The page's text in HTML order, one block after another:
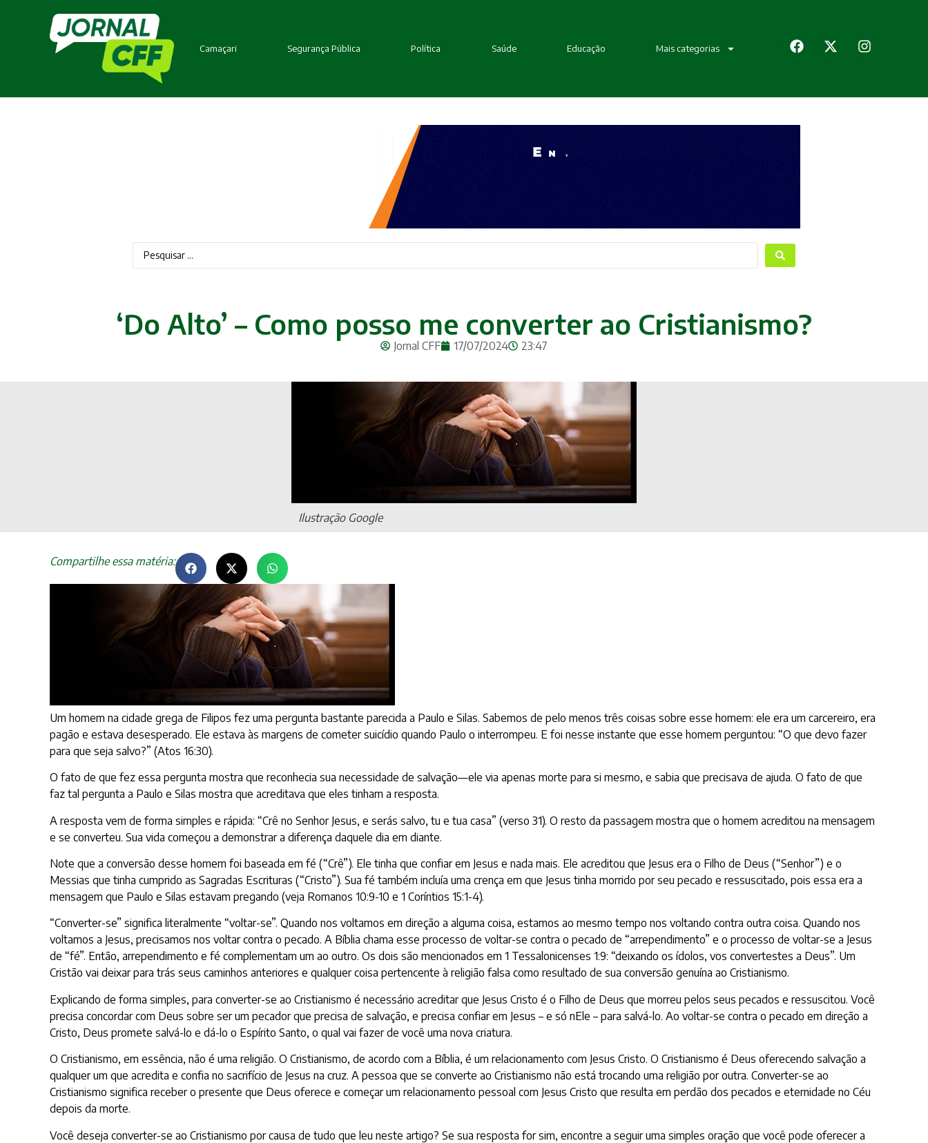
Camaçari Segurança Pública Política Saúde Educação Mais categorias
‘Do Alto’ – Como posso me converter ao Cristianismo?
Jornal CFF 17/07/2024 23:47
Ilustração Google
Compartilhe essa matéria:
Um homem na cidade grega de Filipos fez uma pergunta bastante parecida a Paulo e Silas. Sabemos de pelo menos três coisas sobre esse homem: ele era um carcereiro, era
pagão e estava desesperado. Ele estava às margens de cometer suicídio quando Paulo o interrompeu. E foi nesse instante que esse homem perguntou: “O que devo fazer
para que seja salvo?” (Atos 16:30).
O fato de que fez essa pergunta mostra que reconhecia sua necessidade de salvação—ele via apenas morte para si mesmo, e sabia que precisava de ajuda. O fato de que
faz tal pergunta a Paulo e Silas mostra que acreditava que eles tinham a resposta.
A resposta vem de forma simples e rápida: “Crê no Senhor Jesus, e serás salvo, tu e tua casa” (verso 31). O resto da passagem mostra que o homem acreditou na mensagem
e se converteu. Sua vida começou a demonstrar a diferença daquele dia em diante.
Note que a conversão desse homem foi baseada em fé (“Crê”). Ele tinha que confiar em Jesus e nada mais. Ele acreditou que Jesus era o Filho de Deus (“Senhor”) e o
Messias que tinha cumprido as Sagradas Escrituras (“Cristo”). Sua fé também incluía uma crença em que Jesus tinha morrido por seu pecado e ressuscitado, pois essa era a
mensagem que Paulo e Silas estavam pregando (veja Romanos 10:9-10 e 1 Coríntios 15:1-4).
“Converter-se” significa literalmente “voltar-se”. Quando nos voltamos em direção a alguma coisa, estamos ao mesmo tempo nos voltando contra outra coisa. Quando nos
voltamos a Jesus, precisamos nos voltar contra o pecado. A Bíblia chama esse processo de voltar-se contra o pecado de “arrependimento” e o processo de voltar-se a Jesus
de “fé”. Então, arrependimento e fé complementam um ao outro. Os dois são mencionados em 1 Tessalonicenses 1:9: “deixando os ídolos, vos convertestes a Deus”. Um
Cristão vai deixar para trás seus caminhos anteriores e qualquer coisa pertencente à religião falsa como resultado de sua conversão genuína ao Cristianismo.
Explicando de forma simples, para converter-se ao Cristianismo é necessário acreditar que Jesus Cristo é o Filho de Deus que morreu pelos seus pecados e ressuscitou. Você
precisa concordar com Deus sobre ser um pecador que precisa de salvação, e precisa confiar em Jesus – e só nEle – para salvá-lo. Ao voltar-se contra o pecado em direção a
Cristo, Deus promete salvá-lo e dá-lo o Espírito Santo, o qual vai fazer de você uma nova criatura.
O Cristianismo, em essência, não é uma religião. O Cristianismo, de acordo com a Bíblia, é um relacionamento com Jesus Cristo. O Cristianismo é Deus oferecendo salvação a
qualquer um que acredita e confia no sacrifício de Jesus na cruz. A pessoa que se converte ao Cristianismo não está trocando uma religião por outra. Converter-se ao
Cristianismo significa receber o presente que Deus oferece e começar um relacionamento pessoal com Jesus Cristo que resulta em perdão dos pecados e eternidade no Céu
depois da morte.
Você deseja converter-se ao Cristianismo por causa de tudo que leu neste artigo? Se sua resposta for sim, encontre a seguir uma simples oração que você pode oferecer a